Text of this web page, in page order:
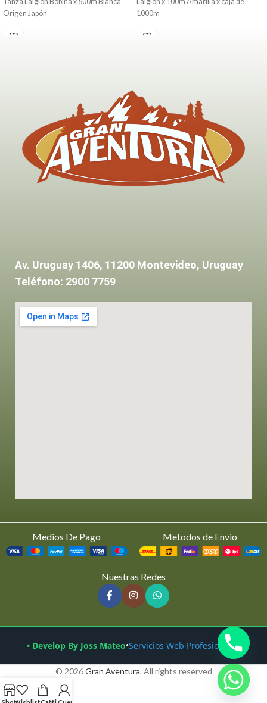
Origen Japón
1000m
Av. Uruguay 1406, 11200 Montevideo, Uruguay
Teléfono: 2900 7759
Medios De Pago Metodos de Envio
Nuestras Redes
• Develop By Joss Mateo•Servicios Web Profesionales
© 2026Gran Aventura. All rights reserved